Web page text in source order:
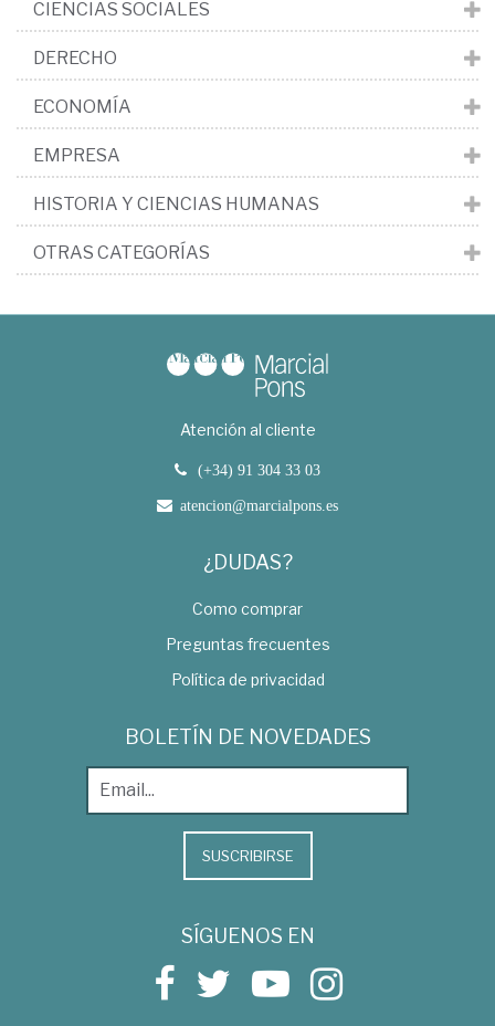
CIENCIAS SOCIALES
DERECHO
ECONOMÍA
EMPRESA
HISTORIA Y CIENCIAS HUMANAS
OTRAS CATEGORÍAS
Atención al cliente
(+34) 91 304 33 03
atencion@marcialpons.es
¿DUDAS?
Como comprar
Preguntas frecuentes
Política de privacidad
BOLETÍN DE NOVEDADES
SUSCRIBIRSE
SÍGUENOS EN